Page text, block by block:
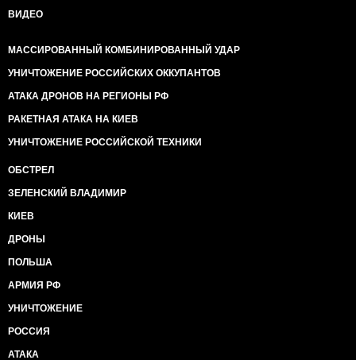
ВИДЕО
МАССИРОВАННЫЙ КОМБИНИРОВАННЫЙ УДАР
УНИЧТОЖЕНИЕ РОССИЙСКИХ ОККУПАНТОВ
АТАКА ДРОНОВ НА РЕГИОНЫ РФ
РАКЕТНАЯ АТАКА НА КИЕВ
УНИЧТОЖЕНИЕ РОССИЙСКОЙ ТЕХНИКИ
ОБСТРЕЛ
ЗЕЛЕНСКИЙ ВЛАДИМИР
КИЕВ
ДРОНЫ
ПОЛЬША
АРМИЯ РФ
УНИЧТОЖЕНИЕ
РОССИЯ
АТАКА